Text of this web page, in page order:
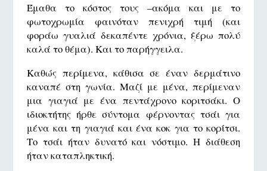
Έμαθα το κόστος τους –ακόμα και με το
φωτοχρωμία φαινόταν πενιχρή τιμή (και
φοράω γυαλιά δεκαπέντε χρόνια, ξέρω πολύ
καλά το θέμα). Και το παρήγγειλα.
Καθώς περίμενα, κάθισα σε έναν δερμάτινο
καναπέ στη γωνία. Μαζί με μένα, περίμεναν
μια γιαγιά με ένα πεντάχρονο κοριτσάκι. Ο
ιδιοκτήτης ήρθε σύντομα φέρνοντας τσάι για
μένα και τη γιαγιά και ένα κοκ για το κορίτσι.
Το τσάι ήταν δυνατό και νόστιμο. Η διάθεση
ήταν καταπληκτική.